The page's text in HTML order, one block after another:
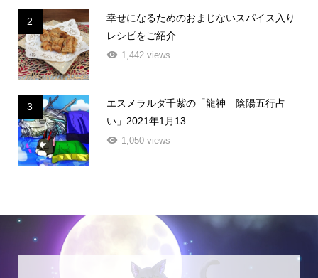
2
幸せになるためのおまじないスパイス入り
レシピをご紹介
1,442 views
3
エスメラルダ千紫の「龍神 陰陽五行占
い」2021年1月13 ...
1,050 views